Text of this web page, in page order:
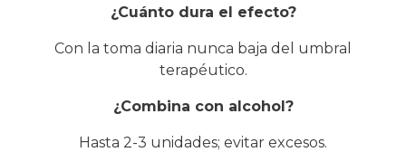
¿Cuánto dura el efecto?
Con la toma diaria nunca baja del umbral
terapéutico.
¿Combina con alcohol?
Hasta 2-3 unidades; evitar excesos.